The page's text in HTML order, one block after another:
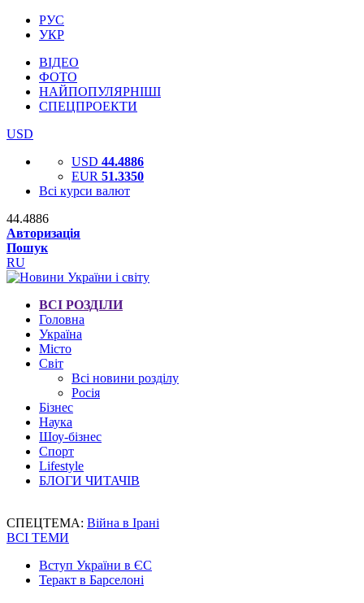
РУС
УКР
ВІДЕО
ФОТО
НАЙПОПУЛЯРНІШІ
СПЕЦПРОЕКТИ
USD
USD 44.4886
EUR 51.3350
Всі курси валют
44.4886
Авторизація
Пошук
RU
ВСІ РОЗДІЛИ
Головна
Україна
Місто
Світ
Всі новини розділу
Росія
Бізнес
Наука
Шоу-бізнес
Спорт
Lifestyle
БЛОГИ ЧИТАЧІВ
СПЕЦТЕМА: Війна в Ірані
ВСІ ТЕМИ
Вступ України в ЄС
Теракт в Барселоні